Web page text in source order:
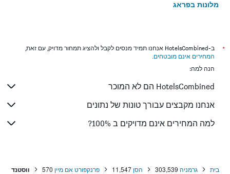
מלונות בפראג
מלונות בניו יורק
מלונות בבנגקוק
מלונות בבוקרשט
מלונות בפאפוס
מלונות בלימסול
*
ב-HotelsCombined אנחנו תמיד מנסים לקבל ולהציג תמחור מדויק, עם זאת,
המחירים אינם מובטחים.
הנה למה:
HotelsCombined הם לא המוכר
אנחנו מקבצים עבורך טונות של נתונים
למה המחירים אינם מדויקים ב 100%?
בית גרמניה 303,539 הסן 11,547 פרנקפורט אם מיין 570 ווסטנד